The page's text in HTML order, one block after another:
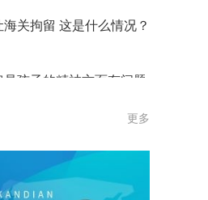
关拘留 这是什么情况？
孩子的精神方面有问题
什么证件？
更多